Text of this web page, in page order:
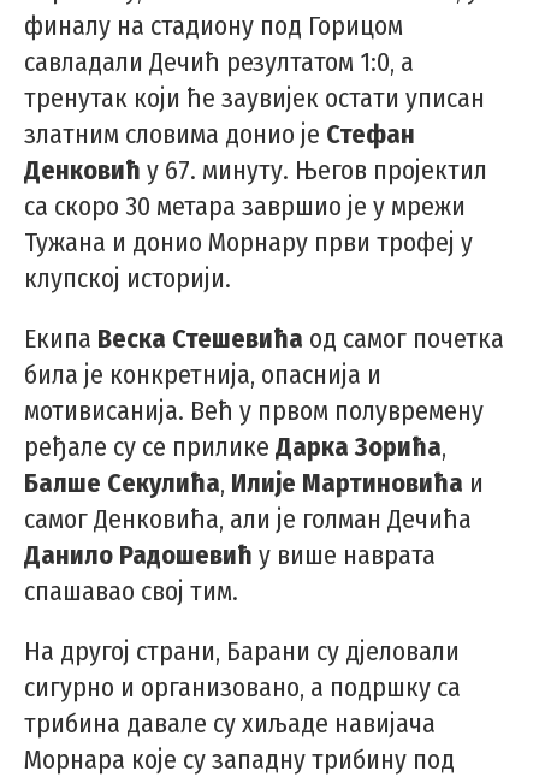
финалу на стадиону под Горицом
савладали Дечић резултатом 1:0, а
тренутак који ће заувијек остати уписан
златним словима донио је Стефан
Денковић у 67. минуту. Његов пројектил
са скоро 30 метара завршио је у мрежи
Тужана и донио Морнару први трофеј у
клупској историји.
Екипа Веска Стешевића од самог почетка
била је конкретнија, опаснија и
мотивисанија. Већ у првом полувремену
ређале су се прилике Дарка Зорића,
Балше Секулића, Илије Мартиновића и
самог Денковића, али је голман Дечића
Данило Радошевић у више наврата
спашавао свој тим.
На другој страни, Барани су дјеловали
сигурно и организовано, а подршку са
трибина давале су хиљаде навијача
Морнара које су западну трибину под